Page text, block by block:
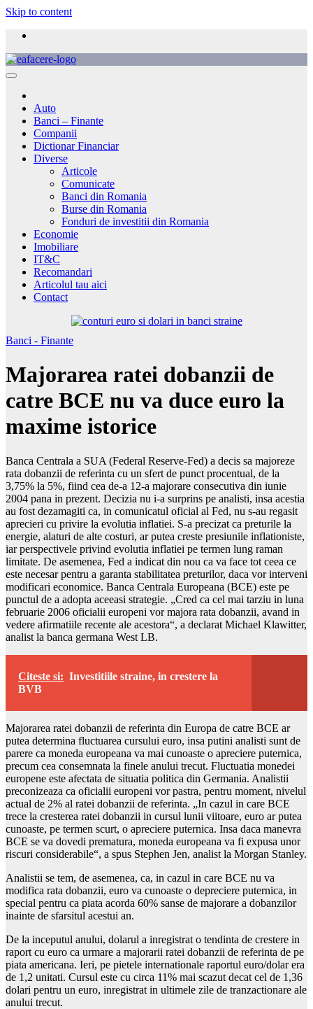
Skip to content
Auto
Banci – Finante
Companii
Dictionar Financiar
Diverse
Articole
Comunicate
Banci din Romania
Burse din Romania
Fonduri de investitii din Romania
Economie
Imobiliare
IT&C
Recomandari
Articolul tau aici
Contact
Banci - Finante
Majorarea ratei dobanzii de
catre BCE nu va duce euro la
maxime istorice
Banca Centrala a SUA (Federal Reserve-Fed) a decis sa majoreze
rata dobanzii de referinta cu un sfert de punct procentual, de la
3,75% la 5%, fiind cea de-a 12-a majorare consecutiva din iunie
2004 pana in prezent. Decizia nu i-a surprins pe analisti, insa acestia
au fost dezamagiti ca, in comunicatul oficial al Fed, nu s-au regasit
aprecieri cu privire la evolutia inflatiei. S-a precizat ca preturile la
energie, alaturi de alte costuri, ar putea creste presiunile inflationiste,
iar perspectivele privind evolutia inflatiei pe termen lung raman
limitate. De asemenea, Fed a indicat din nou ca va face tot ceea ce
este necesar pentru a garanta stabilitatea preturilor, daca vor interveni
modificari economice. Banca Centrala Europeana (BCE) este pe
punctul de a adopta aceeasi strategie. „Cred ca cel mai tarziu in luna
februarie 2006 oficialii europeni vor majora rata dobanzii, avand in
vedere afirmatiile recente ale acestora“, a declarat Michael Klawitter,
analist la banca germana West LB.
Citeste si: Investitiile straine, in crestere la
BVB
Majorarea ratei dobanzii de referinta din Europa de catre BCE ar
putea determina fluctuarea cursului euro, insa putini analisti sunt de
parere ca moneda europeana va mai cunoaste o apreciere puternica,
precum cea consemnata la finele anului trecut. Fluctuatia monedei
europene este afectata de situatia politica din Germania. Analistii
preconizeaza ca oficialii europeni vor pastra, pentru moment, nivelul
actual de 2% al ratei dobanzii de referinta. „In cazul in care BCE
trece la cresterea ratei dobanzii in cursul lunii viitoare, euro ar putea
cunoaste, pe termen scurt, o apreciere puternica. Insa daca manevra
BCE se va dovedi prematura, moneda europeana va fi expusa unor
riscuri considerabile“, a spus Stephen Jen, analist la Morgan Stanley.
Analistii se tem, de asemenea, ca, in cazul in care BCE nu va
modifica rata dobanzii, euro va cunoaste o depreciere puternica, in
special pentru ca piata acorda 60% sanse de majorare a dobanzilor
inainte de sfarsitul acestui an.
De la inceputul anului, dolarul a inregistrat o tendinta de crestere in
raport cu euro ca urmare a majorarii ratei dobanzii de referinta de pe
piata americana. Ieri, pe pietele internationale raportul euro/dolar era
de 1,2 unitati. Cursul este cu circa 11% mai scazut decat cel de 1,36
dolari pentru un euro, inregistrat in ultimele zile de tranzactionare ale
anului trecut.